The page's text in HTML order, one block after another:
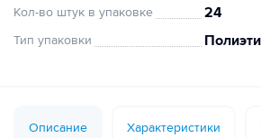
Кол-во штук в упаковке 24
Тип упаковки
Описание Характеристики